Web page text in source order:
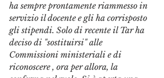
ha sempre prontamente riammesso in
servizio il docente e gli ha corrisposto
gli stipendi. Solo di recente il Tar ha
deciso di "sostituirsi" alle
Commissioni ministeriali e di
riconoscere , ora per allora, la